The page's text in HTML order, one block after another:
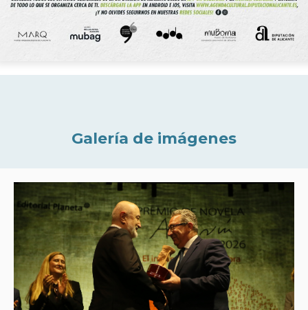
Galería de imágenes